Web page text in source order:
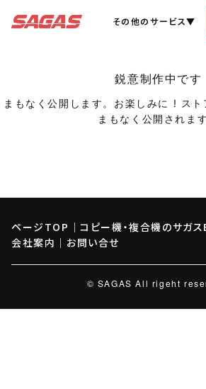
その他のサービス▼
鋭意制作中です
まもなく公開します。お楽しみに ! スト
まもなく公開されます
ページTOP ｜コピー機・複合機のサガス
会社案内 ｜ お問い合せ
© SAGAS All rigeht